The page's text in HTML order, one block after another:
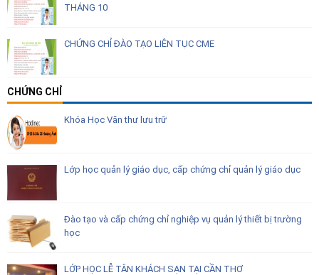
THÁNG 10
CHỨNG CHỈ ĐÀO TẠO LIÊN TỤC CME
CHỨNG CHỈ
Khóa Học Văn thư lưu trữ
Lớp học quản lý giáo dục, cấp chứng chỉ quản lý giáo dục
Đào tạo và cấp chứng chỉ nghiệp vụ quản lý thiết bị trường
học
LỚP HỌC LỄ TÂN KHÁCH SẠN TẠI CẦN THƠ